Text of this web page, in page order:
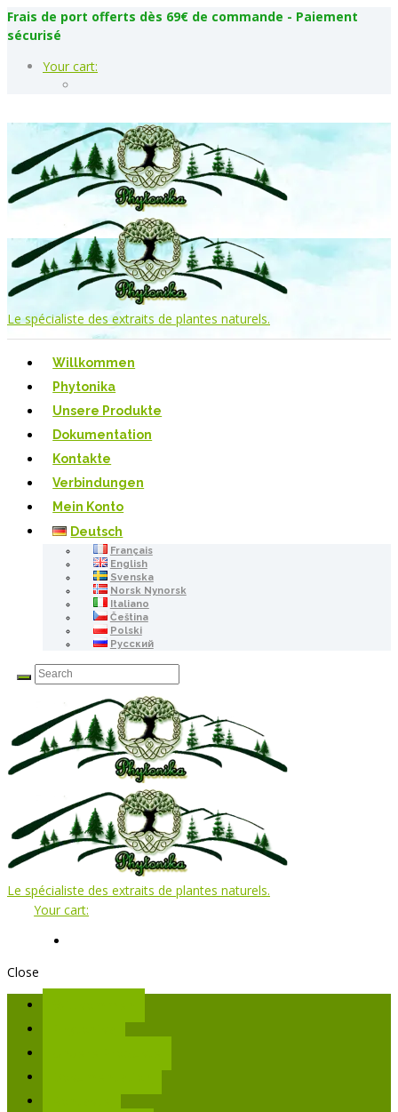
Frais de port offerts dès 69€ de commande - Paiement
sécurisé
Your cart:
Le spécialiste des extraits de plantes naturels.
Willkommen
Phytonika
Unsere Produkte
Dokumentation
Kontakte
Verbindungen
Mein Konto
Deutsch
Français
English
Svenska
Norsk Nynorsk
Italiano
Čeština
Polski
Русский
Le spécialiste des extraits de plantes naturels.
Your cart:
Close